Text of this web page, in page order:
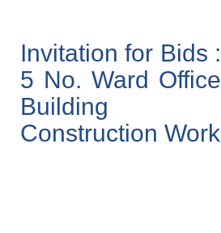
Invitation for Bids :
5 No. Ward Office
Building
Construction Work